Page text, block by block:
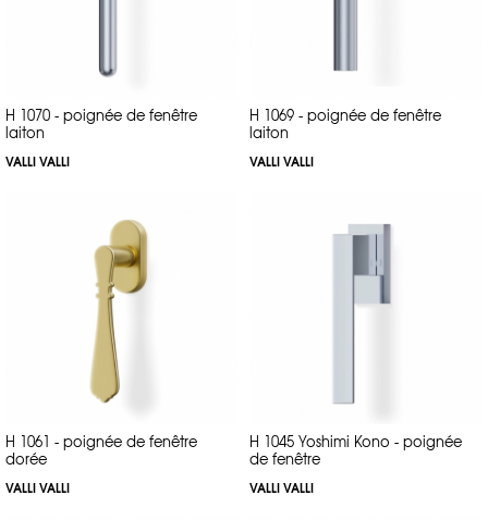
H 1070 - poignée de fenêtre
laiton
VALLI VALLI
H 1069 - poignée de fenêtre
laiton
VALLI VALLI
H 1061 - poignée de fenêtre
dorée
VALLI VALLI
H 1045 Yoshimi Kono - poignée
de fenêtre
VALLI VALLI